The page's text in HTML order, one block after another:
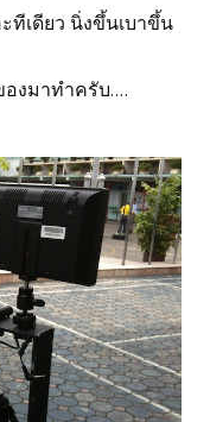
ทีเดียว นิ่งขึ้นเบาขึ้น
งมาทำครับ....